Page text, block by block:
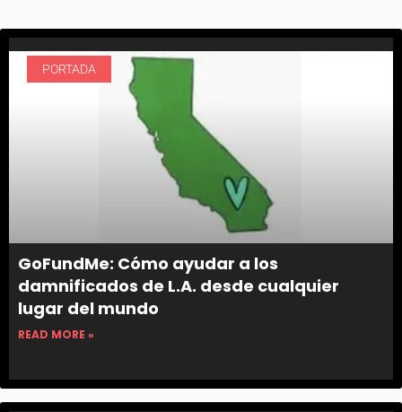
PORTADA
GoFundMe: Cómo ayudar a los
damnificados de L.A. desde cualquier
lugar del mundo
READ MORE »